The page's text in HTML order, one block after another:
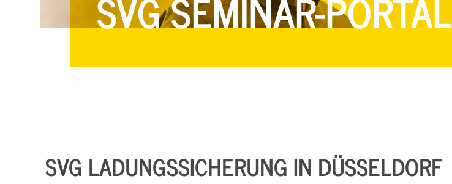
SVG LADUNGSSICHERUNG IN DÜSSELDORF